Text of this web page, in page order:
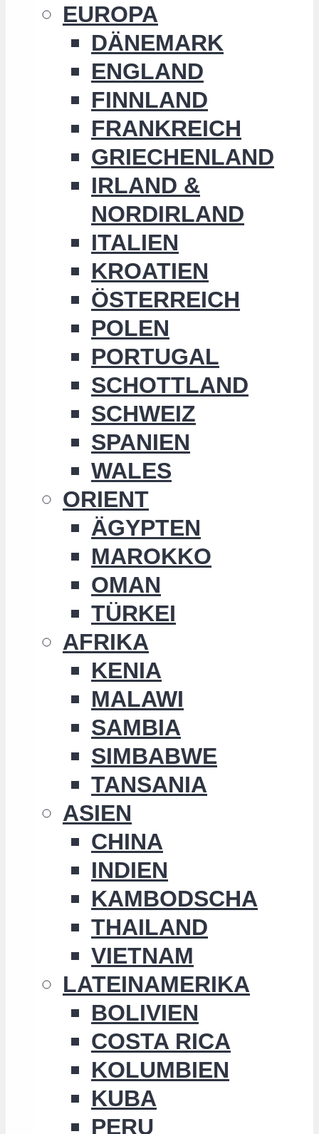
EUROPA
DÄNEMARK
ENGLAND
FINNLAND
FRANKREICH
GRIECHENLAND
IRLAND &
NORDIRLAND
ITALIEN
KROATIEN
ÖSTERREICH
POLEN
PORTUGAL
SCHOTTLAND
SCHWEIZ
SPANIEN
WALES
ORIENT
ÄGYPTEN
MAROKKO
OMAN
TÜRKEI
AFRIKA
KENIA
MALAWI
SAMBIA
SIMBABWE
TANSANIA
ASIEN
CHINA
INDIEN
KAMBODSCHA
THAILAND
VIETNAM
LATEINAMERIKA
BOLIVIEN
COSTA RICA
KOLUMBIEN
KUBA
PERU